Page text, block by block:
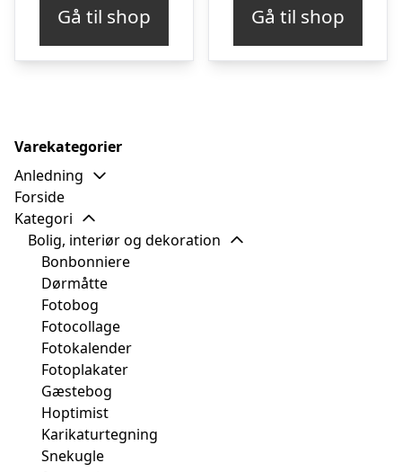
Gå til shop Gå til shop
Varekategorier
Anledning
Forside
Kategori
Bolig, interiør og dekoration
Bonbonniere
Dørmåtte
Fotobog
Fotocollage
Fotokalender
Fotoplakater
Gæstebog
Hoptimist
Karikaturtegning
Snekugle